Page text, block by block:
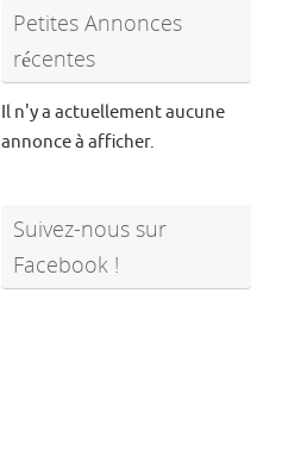
Petites Annonces
récentes
Il n'y a actuellement aucune
annonce à afficher.
Suivez-nous sur
Facebook !